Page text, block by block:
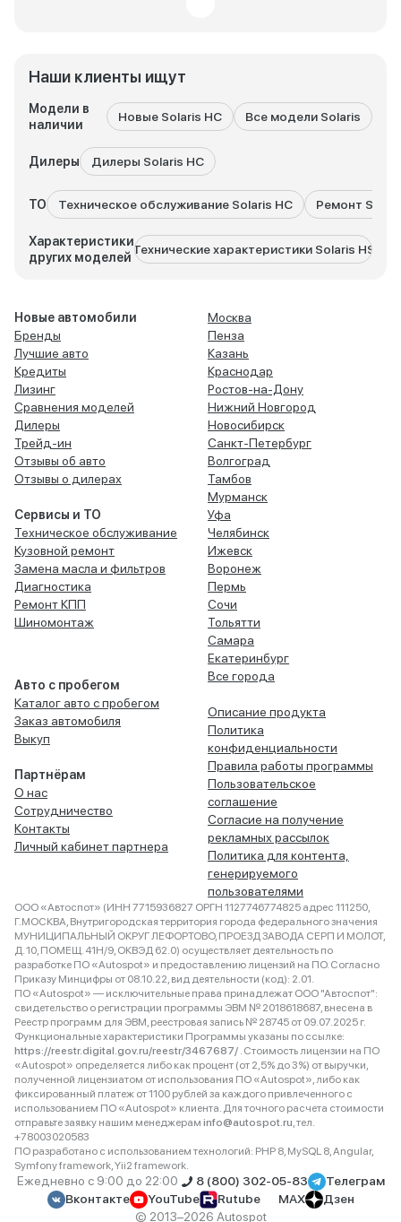
Наши клиенты ищут
Модели в
наличии
Новые Solaris HC Все модели Solaris
Дилеры Дилеры Solaris HC
ТО Техническое обслуживание Solaris HC Ремонт
Характеристики
других моделей
Технические характеристики Solaris HS
Новые автомобили
Бренды
Лучшие авто
Кредиты
Лизинг
Сравнения моделей
Дилеры
Трейд-ин
Отзывы об авто
Отзывы о дилерах
Сервисы и ТО
Техническое обслуживание
Кузовной ремонт
Замена масла и фильтров
Диагностика
Ремонт КПП
Шиномонтаж
Авто с пробегом
Каталог авто с пробегом
Заказ автомобиля
Выкуп
Партнёрам
О нас
Сотрудничество
Контакты
Личный кабинет партнера
Москва
Пенза
Казань
Краснодар
Ростов-на-Дону
Нижний Новгород
Новосибирск
Санкт-Петербург
Волгоград
Тамбов
Мурманск
Уфа
Челябинск
Ижевск
Воронеж
Пермь
Сочи
Тольятти
Самара
Екатеринбург
Все города
Описание продукта
Политика
конфиденциальности
Правила работы программы
Пользовательское
соглашение
Согласие на получение
рекламных рассылок
Политика для контента,
генерируемого
пользователями
ООО «Автоспот» (ИНН 7715936827 ОРГН 1127746774825 адрес 111250,
Г.МОСКВА, Внутригородская территория города федерального значения
МУНИЦИПАЛЬНЫЙ ОКРУГ ЛЕФОРТОВО, ПРОЕЗД ЗАВОДА СЕРП И МОЛОТ,
Д. 10, ПОМЕЩ. 41Н/9, ОКВЭД 62.0) осуществляет деятельность по
разработке ПО «Autospot» и предоставлению лицензий на ПО. Согласно
Приказу Минцифры от 08.10.22, вид деятельности (код): 2.01.
ПО «Autospot» — исключительные права принадлежат ООО "Автоспот":
свидетельство о регистрации программы ЭВМ № 2018618687, внесена в
Реестр программ для ЭВМ, реестровая запись № 28745 от 09.07.2025 г.
Функциональные характеристики Программы указаны по ссылке:
https://reestr.digital.gov.ru/reestr/3467687/ . Стоимость лицензии на ПО
«Autospot» определяется либо как процент (от 2,5% до 3%) от выручки,
полученной лицензиатом от использования ПО «Autospot», либо как
фиксированный платеж от 1100 рублей за каждого привлеченного с
использованием ПО «Autospot» клиента. Для точного расчета стоимости
отправьте заявку нашим менеджерам info@autospot.ru, тел.
+78003020583
ПО разработано с использованием технологий: PHP 8, MySQL 8, Angular,
Symfony framework, Yii2 framework.
Ежедневно с 9:00 до 22:00 8 (800) 302-05-83
Телеграм
Вконтакте
YouTube Rutube MAX
Дзен
© 2013–2026 Autospot